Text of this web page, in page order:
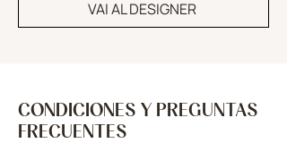
VAI AL DESIGNER
CONDICIONES Y PREGUNTAS
FRECUENTES